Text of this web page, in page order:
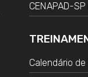
CENAPAD-
Calendário